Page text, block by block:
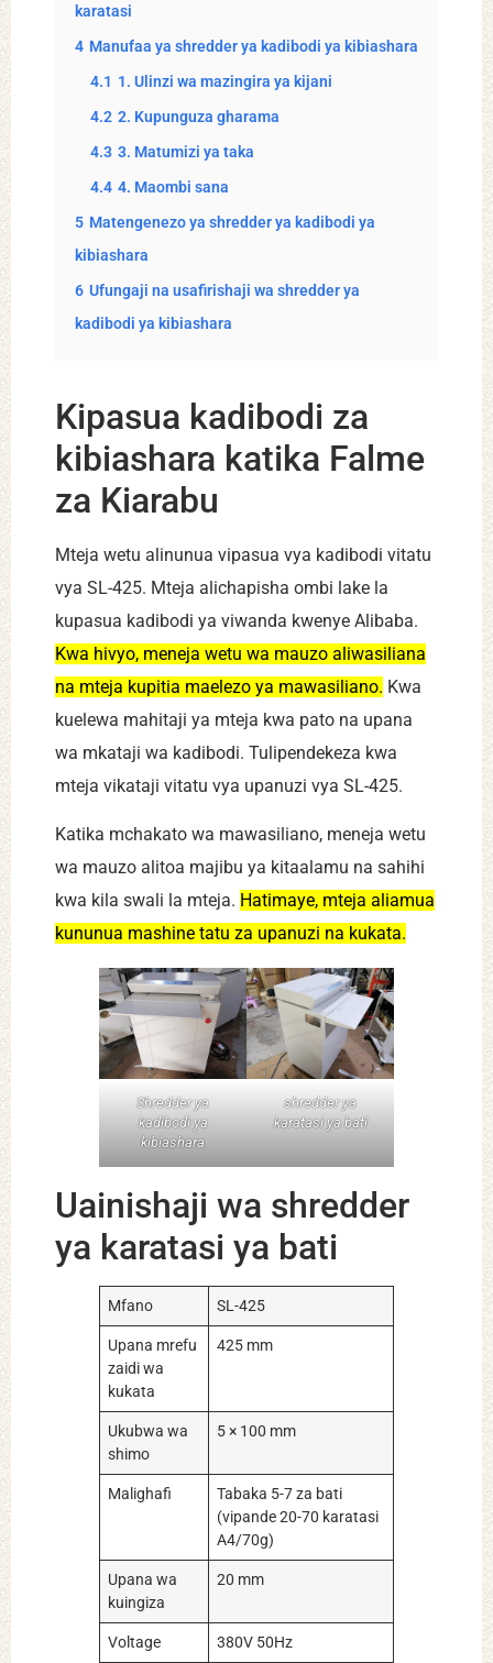
karatasi
4 Manufaa ya shredder ya kadibodi ya kibiashara
4.1 1. Ulinzi wa mazingira ya kijani
4.2 2. Kupunguza gharama
4.3 3. Matumizi ya taka
4.4 4. Maombi sana
5 Matengenezo ya shredder ya kadibodi ya
kibiashara
6 Ufungaji na usafirishaji wa shredder ya
kadibodi ya kibiashara
Kipasua kadibodi za
kibiashara katika Falme
za Kiarabu
Mteja wetu alinunua vipasua vya kadibodi vitatu
vya SL-425. Mteja alichapisha ombi lake la
kupasua kadibodi ya viwanda kwenye Alibaba.
Kwa hivyo, meneja wetu wa mauzo aliwasiliana
na mteja kupitia maelezo ya mawasiliano. Kwa
kuelewa mahitaji ya mteja kwa pato na upana
wa mkataji wa kadibodi. Tulipendekeza kwa
mteja vikataji vitatu vya upanuzi vya SL-425.
Katika mchakato wa mawasiliano, meneja wetu
wa mauzo alitoa majibu ya kitaalamu na sahihi
kwa kila swali la mteja. Hatimaye, mteja aliamua
kununua mashine tatu za upanuzi na kukata.
Shredder ya
kadibodi ya
kibiashara
shredder ya
karatasi ya bati
Uainishaji wa shredder
ya karatasi ya bati
Mfano SL-425
Upana mrefu
zaidi wa
kukata
425 mm
Ukubwa wa
shimo
5 × 100 mm
Malighafi
Tabaka 5-7 za bati
(vipande 20-70 karatasi
A4/70g)
Upana wa
kuingiza
20 mm
Voltage 380V 50Hz